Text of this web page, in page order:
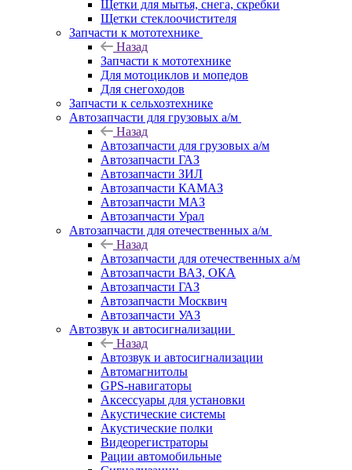
Щетки для мытья, снега, скребки
Щетки стеклоочистителя
Запчасти к мототехнике
Назад
Запчасти к мототехнике
Для мотоциклов и мопедов
Для снегоходов
Запчасти к сельхозтехнике
Автозапчасти для грузовых а/м
Назад
Автозапчасти для грузовых а/м
Автозапчасти ГАЗ
Автозапчасти ЗИЛ
Автозапчасти КАМАЗ
Автозапчасти МАЗ
Автозапчасти Урал
Автозапчасти для отечественных а/м
Назад
Автозапчасти для отечественных а/м
Автозапчасти ВАЗ, ОКА
Автозапчасти ГАЗ
Автозапчасти Москвич
Автозапчасти УАЗ
Автозвук и автосигнализации
Назад
Автозвук и автосигнализации
Автомагнитолы
GPS-навигаторы
Аксессуары для установки
Акустические системы
Акустические полки
Видеорегистраторы
Рации автомобильные